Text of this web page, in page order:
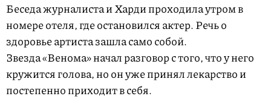
Беседа журналиста и Харди проходила утром в
номере отеля, где остановился актер. Речь о
здоровье артиста зашла само собой.
Звезда «Венома» начал разговор с того, что у него
кружится голова, но он уже принял лекарство и
постепенно приходит в себя.